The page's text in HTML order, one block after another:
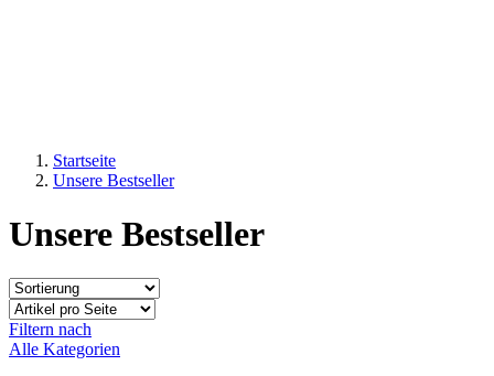
Startseite
Unsere Bestseller
Unsere Bestseller
Filtern nach
Alle Kategorien